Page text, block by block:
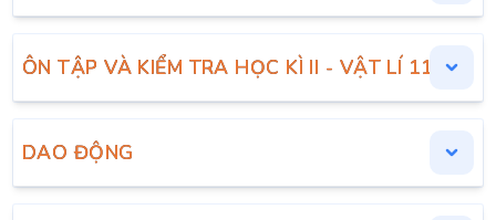
ÔN TẬP VÀ KIỂM TRA HỌC KÌ II - VẬT LÍ 11
DAO ĐỘNG